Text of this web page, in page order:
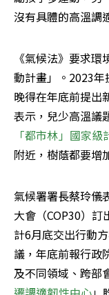
沒有具體的高溫調
《氣候法》要求
動計畫」。2023
晚得在年底前提出
表示，兒少高溫議
「都市林」國家級
附近，樹蔭都要增
氣候署署長蔡玲儀
大會（COP30）訂
計6月底交出行動
議，年底前報行政
及不同領域、跨部